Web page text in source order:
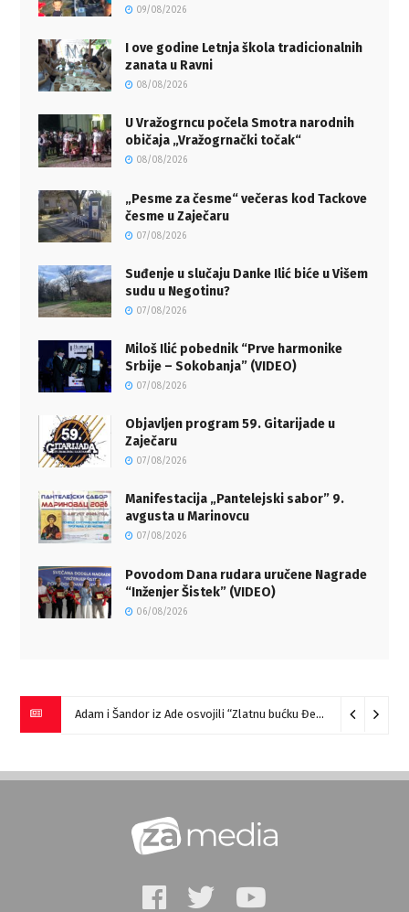
09/08/2026
I ove godine Letnja škola tradicionalnih
zanata u Ravni
08/08/2026
U Vražogrncu počela Smotra narodnih
običaja „Vražogrnački točak“
08/08/2026
„Pesme za česme“ večeras kod Tackove
česme u Zaječaru
07/08/2026
Suđenje u slučaju Danke Ilić biće u Višem
sudu u Negotinu?
07/08/2026
Miloš Ilić pobednik “Prve harmonike
Srbije – Sokobanja” (VIDEO)
07/08/2026
Objavljen program 59. Gitarijade u
Zaječaru
07/08/2026
Manifestacija „Pantelejski sabor” 9.
avgusta u Marinovcu
07/08/2026
Povodom Dana rudara uručene Nagrade
“Inženjer Šistek” (VIDEO)
06/08/2026
Adam i Šandor iz Ade osvojili “Zlatnu bućku Đerdapa” 09/08/